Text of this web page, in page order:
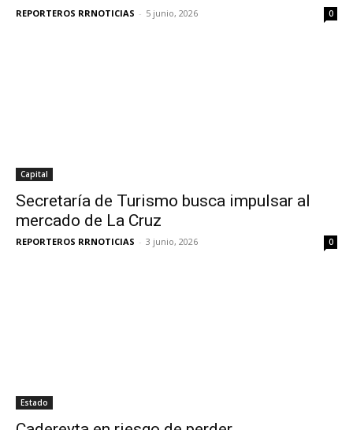
REPORTEROS RRNOTICIAS - 5 junio, 2026 0
Capital
Secretaría de Turismo busca impulsar al
mercado de La Cruz
REPORTEROS RRNOTICIAS - 3 junio, 2026 0
Estado